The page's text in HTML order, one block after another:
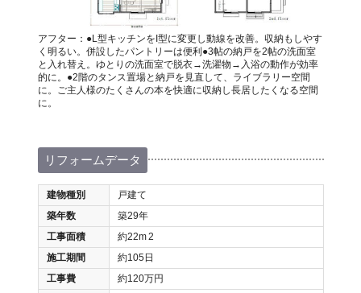
アフター：●L型キッチンをI型に変更し動線を改善。収納もしやす
く明るい。併設したパントリーは便利●3帖の納戸を2帖の洗面室
と入れ替え。ゆとりの洗面室で脱衣→洗濯物→入浴の動作が効率
的に。●2階のタンス置場と納戸を見直して、ライブラリー空間
に。ご主人様のたくさんの本を快適に収納し長居したくなる空間
に。
リフォームデータ
建物種別
戸建て
築年数
築29年
工事面積
約22m2
施工期間
約105日
工事費
約120万円